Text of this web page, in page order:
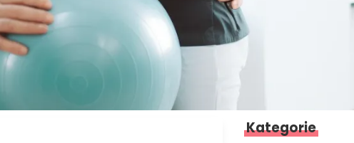
Kategorie